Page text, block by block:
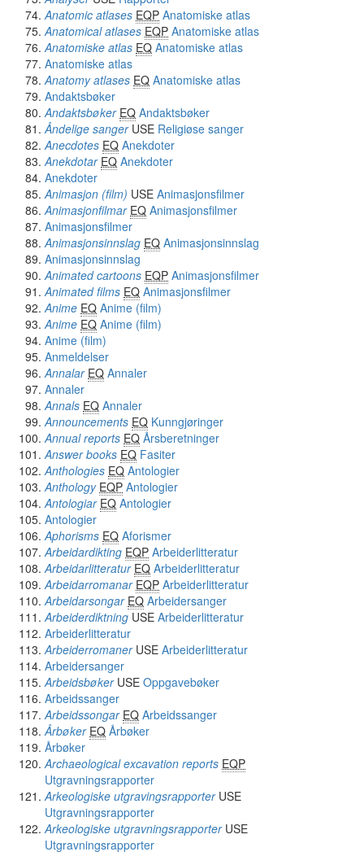
Anatomic atlases EQP Anatomiske atlas
Anatomical atlases EQP Anatomiske atlas
Anatomiske atlas EQ Anatomiske atlas
Anatomiske atlas
Anatomy atlases EQ Anatomiske atlas
Andaktsbøker
Andaktsbøker EQ Andaktsbøker
Åndelige sangerUSE Religiøse sanger
Anecdotes EQ Anekdoter
Anekdotar EQ Anekdoter
Anekdoter
Animasjon (film) USE Animasjonsfilmer
Animasjonfilmar EQ Animasjonsfilmer
Animasjonsfilmer
Animasjonsinnslag EQ Animasjonsinnslag
Animasjonsinnslag
Animated cartoons EQP Animasjonsfilmer
Animated films EQ Animasjonsfilmer
Anime EQ Anime (film)
Anime EQ Anime (film)
Anime (film)
Anmeldelser
Annalar EQ Annaler
Annaler
Annals EQ Annaler
Announcements EQ Kunngjøringer
Annual reports EQ Årsberetninger
Answer books EQ Fasiter
Anthologies EQ Antologier
Anthology EQP Antologier
Antologiar EQ Antologier
Antologier
Aphorisms EQ Aforismer
Arbeidardikting EQP Arbeiderlitteratur
Arbeidarlitteratur EQ Arbeiderlitteratur
Arbeidarromanar EQP Arbeiderlitteratur
Arbeidarsongar EQ Arbeidersanger
Arbeiderdiktning USE Arbeiderlitteratur
Arbeiderlitteratur
ArbeiderromanerUSE Arbeiderlitteratur
Arbeidersanger
ArbeidsbøkerUSE Oppgavebøker
Arbeidssanger
Arbeidssongar EQ Arbeidssanger
Årbøker EQ Årbøker
Årbøker
Archaeological excavation reports EQP
Utgravningsrapporter
Arkeologiske utgravingsrapporterUSE
Utgravningsrapporter
Arkeologiske utgravningsrapporterUSE
Utgravningsrapporter